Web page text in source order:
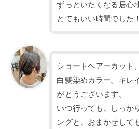
ずっといたくなる居心
とてもいい時間でした！
ショートヘアーカット
白髪染めカラー。キレ
がとうございます。
いつ行っても、しっか
ングと、おまかせして